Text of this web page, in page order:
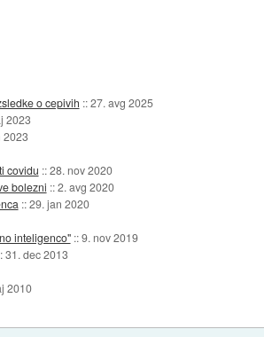
o cepivih ::27. avg 2025
2023
2023
covidu ::28. nov 2020
bolezni ::2. avg 2020
::29. jan 2020
inteligenco" ::9. nov 2019
31. dec 2013
2010